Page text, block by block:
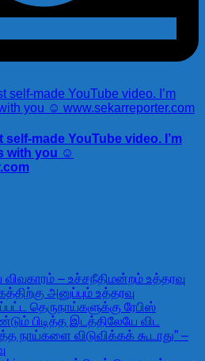
made YouTube video. I’m
with you ☺️
விவகாரம் – உச்சநீதிமன்றம் உத்தரவு
அனுப்பும் உத்தரவு
தெருநாய்களுக்கு ரேபிஸ்
பிடித்த இடத்திலேயே விட
நாய்களை விடுவிக்கக் கூடாது” –